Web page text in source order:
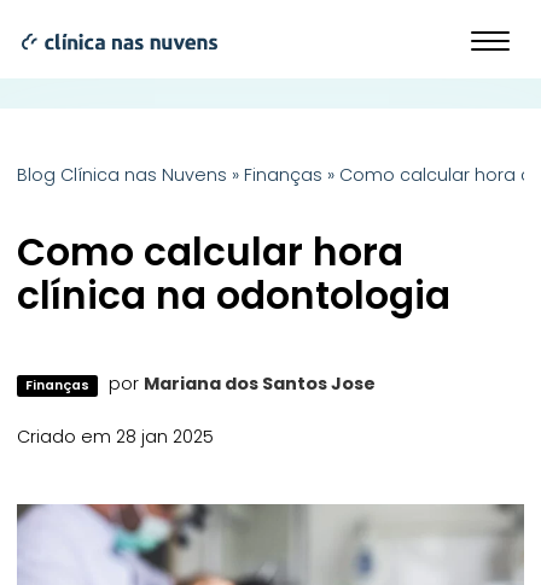
Blog Clínica nas Nuvens » Finanças » Como calcular hora
Como calcular hora
clínica na odontologia
Finanças por Mariana dos Santos Jose
Criado em 28 jan 2025